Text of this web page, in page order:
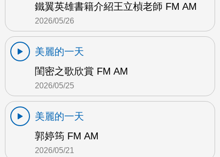
鐵翼英雄書籍介紹王立楨老師 FM AM
2026/05/26
美麗的一天
閨密之歌欣賞 FM AM
2026/05/25
美麗的一天
郭婷筠 FM AM
2026/05/21